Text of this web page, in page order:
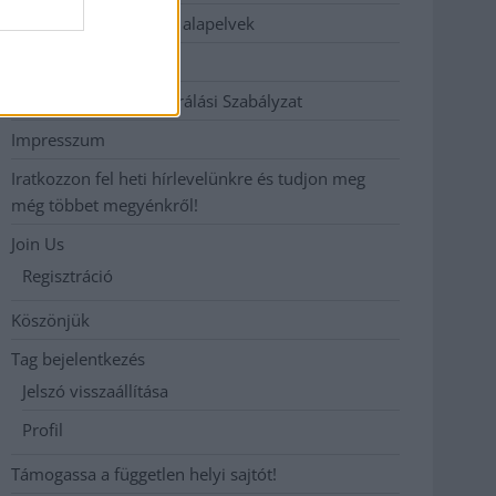
Etikai és függetlenségi alapelvek
Hozzászólási és Moderálási Szabályzat
Impresszum
Iratkozzon fel heti hírlevelünkre és tudjon meg
még többet megyénkről!
Join Us
Regisztráció
Köszönjük
Tag bejelentkezés
Jelszó visszaállítása
Profil
Támogassa a független helyi sajtót!